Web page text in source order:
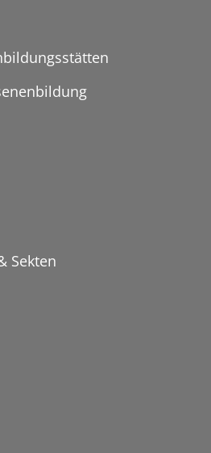
Sekten